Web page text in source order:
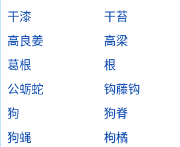
干漆
干苔
高良姜
高梁
葛根
根
公蛎蛇
钩藤钩
狗
狗脊
狗蝇
枸橘